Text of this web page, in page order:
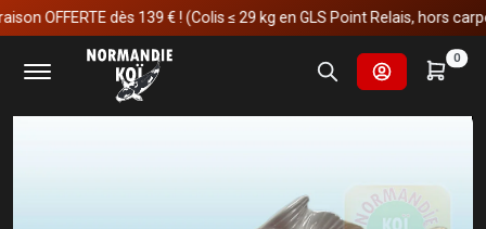
OFFERTE dès 139 € ! (Colis ≤ 29 kg en GLS Point Relais, hors carpes
0
Accueil Matériels
Décorations et cadeaux
Carpe koï en résine (50cm) Kohaku